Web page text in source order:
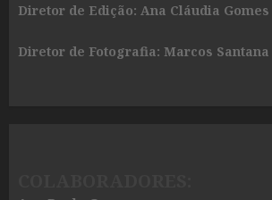
Diretor de Edição: Ana Cláudia Gomes
Diretor de Fotografia: Marcos Santana